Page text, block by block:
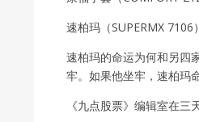
速柏玛（SUPERMX 7106
速柏玛的命运为何和另四
牢。如果他坐牢，速柏玛
《九点股票》编辑室在